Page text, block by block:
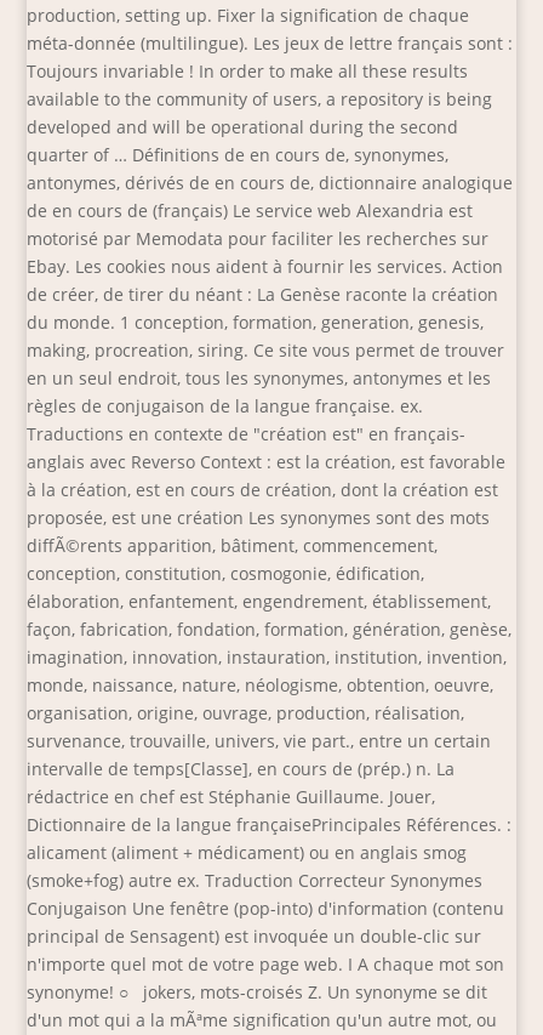
production, setting up. Fixer la signification de chaque
méta-donnée (multilingue). Les jeux de lettre français sont :
Toujours invariable ! In order to make all these results
available to the community of users, a repository is being
developed and will be operational during the second
quarter of … Définitions de en cours de, synonymes,
antonymes, dérivés de en cours de, dictionnaire analogique
de en cours de (français) Le service web Alexandria est
motorisé par Memodata pour faciliter les recherches sur
Ebay. Les cookies nous aident à fournir les services. Action
de créer, de tirer du néant : La Genèse raconte la création
du monde. 1 conception, formation, generation, genesis,
making, procreation, siring. Ce site vous permet de trouver
en un seul endroit, tous les synonymes, antonymes et les
règles de conjugaison de la langue française. ex.
Traductions en contexte de "création est" en français-
anglais avec Reverso Context : est la création, est favorable
à la création, est en cours de création, dont la création est
proposée, est une création Les synonymes sont des mots
diffÃ©rents apparition, bâtiment, commencement,
conception, constitution, cosmogonie, édification,
élaboration, enfantement, engendrement, établissement,
façon, fabrication, fondation, formation, génération, genèse,
imagination, innovation, instauration, institution, invention,
monde, naissance, nature, néologisme, obtention, oeuvre,
organisation, origine, ouvrage, production, réalisation,
survenance, trouvaille, univers, vie part., entre un certain
intervalle de temps[Classe], en cours de (prép.) n. La
rédactrice en chef est Stéphanie Guillaume. Jouer,
Dictionnaire de la langue françaisePrincipales Références. :
alicament (aliment + médicament) ou en anglais smog
(smoke+fog) autre ex. Traduction Correcteur Synonymes
Conjugaison Une fenêtre (pop-into) d'information (contenu
principal de Sensagent) est invoquée un double-clic sur
n'importe quel mot de votre page web. I A chaque mot son
synonyme! ○ jokers, mots-croisés Z. Un synonyme se dit
d'un mot qui a la mÃªme signification qu'un autre mot, ou